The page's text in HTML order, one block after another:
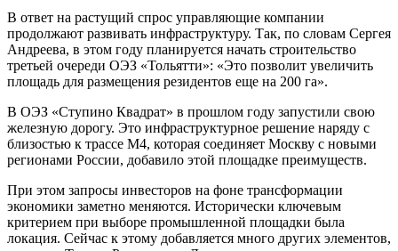
В ответ на растущий спрос управляющие компании
продолжают развивать инфраструктуру. Так, по словам Сергея
Андреева, в этом году планируется начать строительство
третьей очереди ОЭЗ «Тольятти»: «Это позволит увеличить
площадь для размещения резидентов еще на 200 га».
В ОЭЗ «Ступино Квадрат» в прошлом году запустили свою
железную дорогу. Это инфраструктурное решение наряду с
близостью к трассе М4, которая соединяет Москву с новыми
регионами России, добавило этой площадке преимуществ.
При этом запросы инвесторов на фоне трансформации
экономики заметно меняются. Исторически ключевым
критерием при выборе промышленной площадки была
локация. Сейчас к этому добавляется много других элементов,